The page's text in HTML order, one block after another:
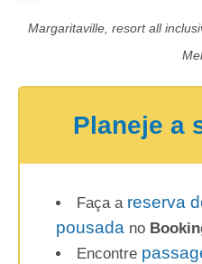
Margaritaville, resort all
Planeje a
Faça a reserva
pousada no
Encontre